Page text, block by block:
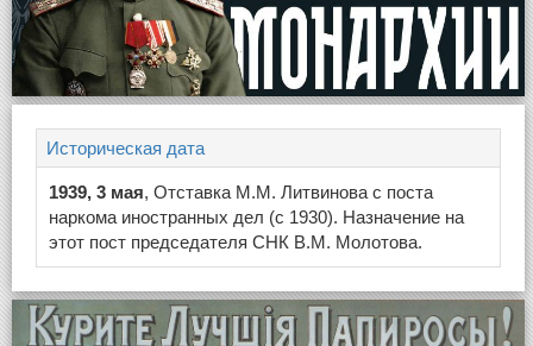
Историческая дата
1939, 3 мая, Отставка М.М. Литвинова с поста
наркома иностранных дел (с 1930). Назначение на
этот пост председателя СНК В.М. Молотова.